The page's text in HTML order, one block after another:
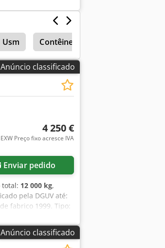
Usm Contêineres
Anúncio classificado
4 250 €
EXW Preço fixo acresce IVA
Enviar pedido
total: 12 000 kg,
pela DGUV até:
fabrico 1999. Tipo:
Iox Aqvoha Peso
Última manutenção
Se tiver
Anúncio classificado